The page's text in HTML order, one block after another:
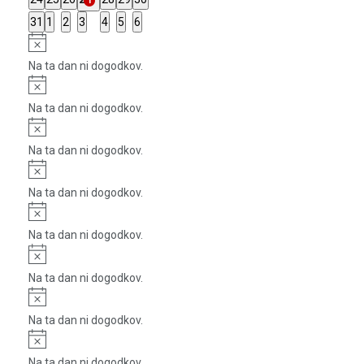
dogodki
dogodki
dogodki
dogodek
dogodki
dogodkidogodki
0
dogodki
31 0
dogodki
1
0
2
0
3
0
4
0
5
0
6
Notice
Na ta dan ni dogodkov.
Notice
Na ta dan ni dogodkov.
Notice
Na ta dan ni dogodkov.
Notice
Na ta dan ni dogodkov.
Notice
Na ta dan ni dogodkov.
Notice
Na ta dan ni dogodkov.
Notice
Na ta dan ni dogodkov.
Notice